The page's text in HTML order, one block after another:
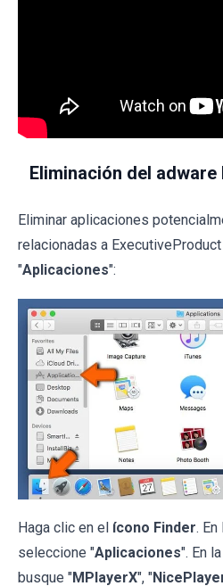
Eliminación del
Eliminar aplicaciones
relacionadas a
"Aplicaciones":
Haga clic en el ícono Finder. En
seleccione "Aplicaciones". En
busque "MPlayerX", "